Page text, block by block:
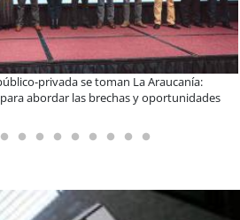
durante el Black Sale